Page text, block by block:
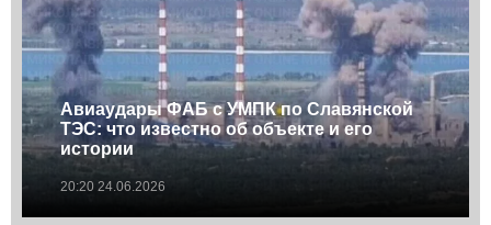
Авиаудары ФАБ с УМПК по Славянской
ТЭС: что известно об объекте и его
истории
20:20 24.06.2026